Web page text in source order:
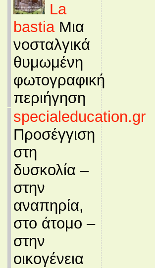
La
bastiaΜια
νοσταλγικά
θυμωμένη
φωτογραφική
περιήγηση
specialeducation.gr
Προσέγγιση
στη
δυσκολία –
στην
αναπηρία,
στο άτομο –
στην
οικογένεια